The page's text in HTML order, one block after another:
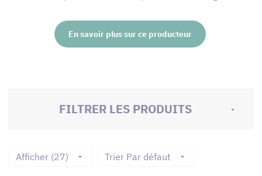
En savoir plus sur ce producteur
FILTRER LES PRODUITS
Afficher (27) Trier Par défaut